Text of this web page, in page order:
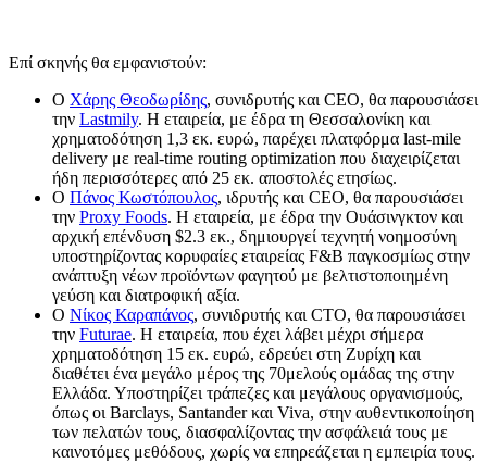
Επί σκηνής θα εμφανιστούν:
Ο Χάρης Θεοδωρίδης, συνιδρυτής και CEO, θα παρουσιάσει
την Lastmily. Η εταιρεία, με έδρα τη Θεσσαλονίκη και
χρηματοδότηση 1,3 εκ. ευρώ, παρέχει πλατφόρμα last-mile
delivery με real-time routing optimization που διαχειρίζεται
ήδη περισσότερες από 25 εκ. αποστολές ετησίως.
Ο Πάνος Κωστόπουλος, ιδρυτής και CEO, θα παρουσιάσει
την Proxy Foods. Η εταιρεία, με έδρα την Ουάσινγκτον και
αρχική επένδυση $2.3 εκ., δημιουργεί τεχνητή νοημοσύνη
υποστηρίζοντας κορυφαίες εταιρείας F&B παγκοσμίως στην
ανάπτυξη νέων προϊόντων φαγητού με βελτιστοποιημένη
γεύση και διατροφική αξία.
Ο Νίκος Καραπάνος, συνιδρυτής και CTO, θα παρουσιάσει
την Futurae. Η εταιρεία, που έχει λάβει μέχρι σήμερα
χρηματοδότηση 15 εκ. ευρώ, εδρεύει στη Ζυρίχη και
διαθέτει ένα μεγάλο μέρος της 70μελούς ομάδας της στην
Ελλάδα. Υποστηρίζει τράπεζες και μεγάλους οργανισμούς,
όπως οι Barclays, Santander και Viva, στην αυθεντικοποίηση
των πελατών τους, διασφαλίζοντας την ασφάλειά τους με
καινοτόμες μεθόδους, χωρίς να επηρεάζεται η εμπειρία τους.